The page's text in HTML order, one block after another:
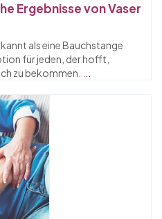
Ergebnisse von Vaser
als eine Bauchstange
für jeden, der hofft,
zu bekommen.